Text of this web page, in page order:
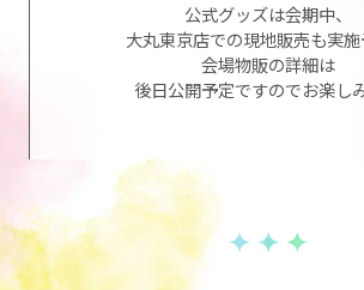
公式グッズは会期中、
大丸東京店での現地販売も実施
会場物販の詳細は
後日公開予定ですのでお楽し